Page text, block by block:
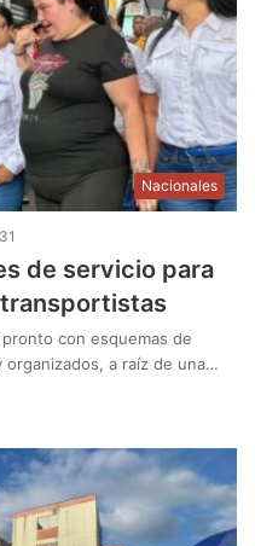
Nacionales
31
de servicio para
con esquemas de
a raíz de una…